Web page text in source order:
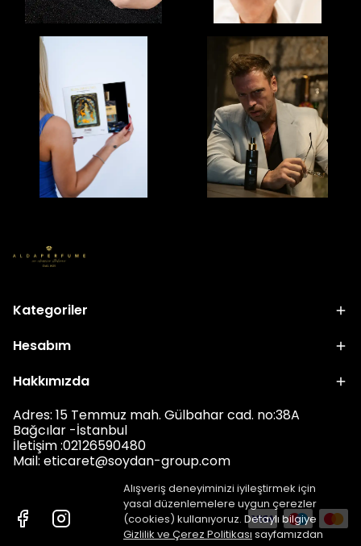
Alışveriş deneyiminizi iyileştirmek için
yasal düzenlemelere uygun çerezler
(cookies) kullanıyoruz. Detaylı bilgiye
Gizlilik ve Çerez Politikası sayfamızdan
Kategoriler
Hesabım
Hakkımızda
Adres: 15 Temmuz mah. Gülbahar cad. no:38A
Bağcılar -İstanbul
İletişim :02126590480
Mail: eticaret@soydan-group.com